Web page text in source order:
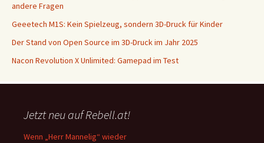
andere Fragen
Geeetech M1S: Kein Spielzeug, sondern 3D-Druck für Kinder
Der Stand von Open Source im 3D-Druck im Jahr 2025
Nacon Revolution X Unlimited: Gamepad im Test
Jetzt neu auf Rebell.at!
Wenn „Herr Mannelig“ wieder